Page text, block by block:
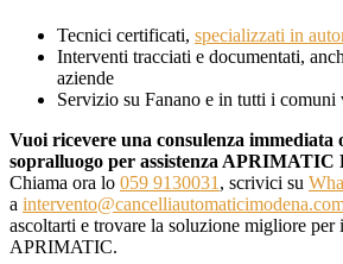
Tecnici certificati, specializzati in
Interventi tracciati e documentati,
aziende
Servizio su Fanano e in tutti i comuni
Vuoi ricevere una consulenza immediata
sopralluogo per assistenza APRIMATIC
Chiama ora lo 059 9130031 , scrivici su
a
ascoltarti e trovare la soluzione migliore
APRIMATIC.